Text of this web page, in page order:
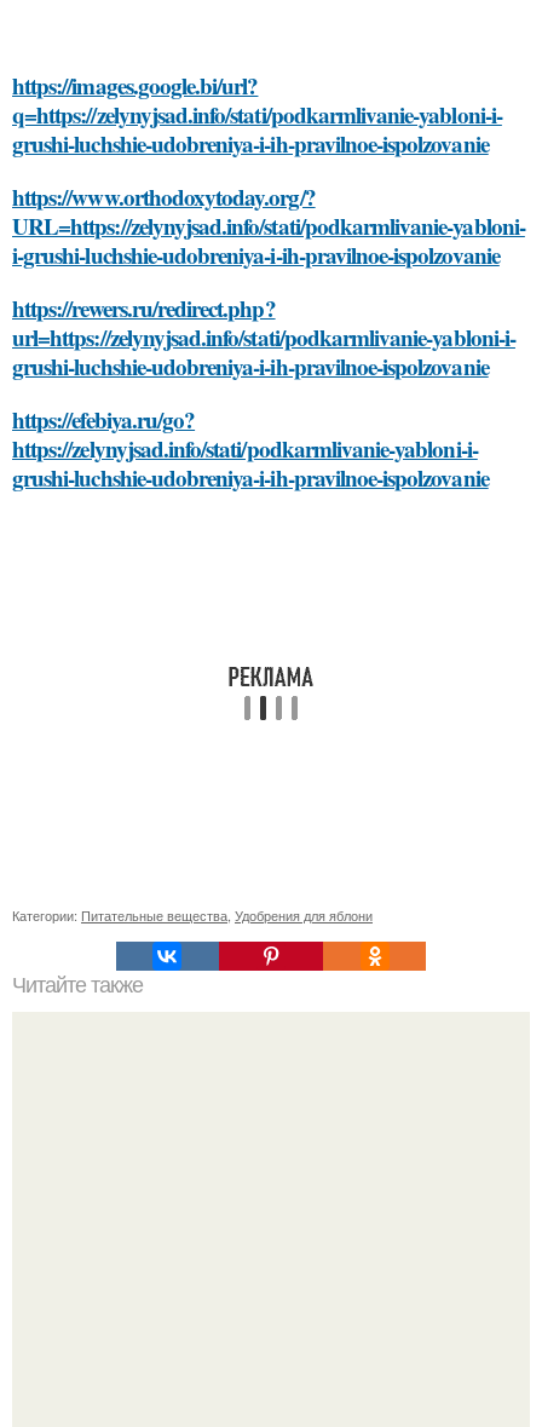
https://images.google.bi/url?
q=https://zelynyjsad.info/stati/podkarmlivanie-yabloni-i-
grushi-luchshie-udobreniya-i-ih-pravilnoe-ispolzovanie
https://www.orthodoxytoday.org/?
URL=https://zelynyjsad.info/stati/podkarmlivanie-yabloni-
i-grushi-luchshie-udobreniya-i-ih-pravilnoe-ispolzovanie
https://rewers.ru/redirect.php?
url=https://zelynyjsad.info/stati/podkarmlivanie-yabloni-i-
grushi-luchshie-udobreniya-i-ih-pravilnoe-ispolzovanie
https://efebiya.ru/go?
https://zelynyjsad.info/stati/podkarmlivanie-yabloni-i-
grushi-luchshie-udobreniya-i-ih-pravilnoe-ispolzovanie
Категории: Питательные вещества Удобрения для яблони
Читайте также